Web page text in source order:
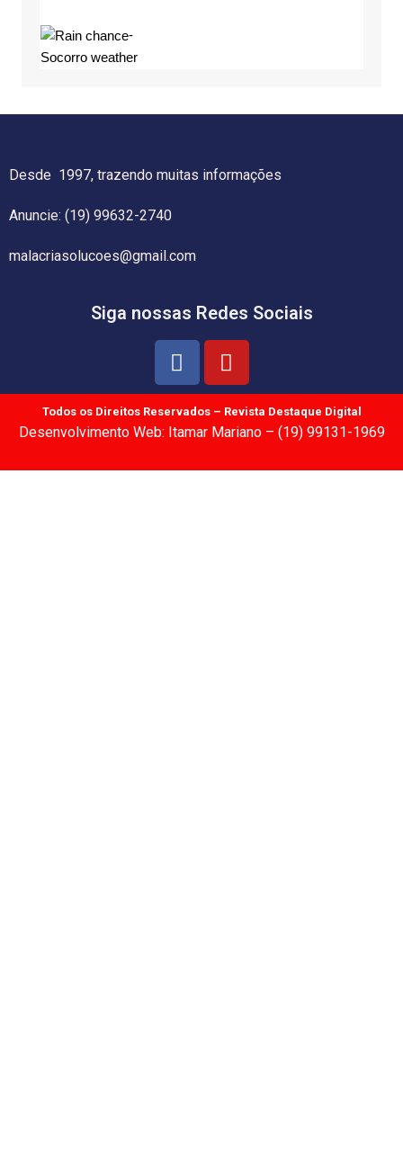
-
Socorro weather
Desde 1997, trazendo muitas informações
Anuncie: (19) 99632-2740
malacriasolucoes@gmail.com
Siga nossas Redes Sociais
Todos os Direitos Reservados – Revista Destaque Digital
Desenvolvimento Web: Itamar Mariano – (19) 99131-1969